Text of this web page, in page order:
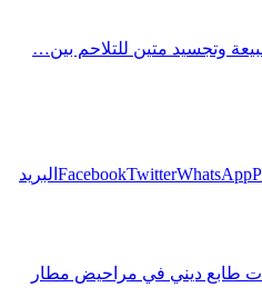
وتجسيد متين للتلاحم بين…
FacebookTwitterWhatsApp
البريد
طابع ديني في مراحيض مطار